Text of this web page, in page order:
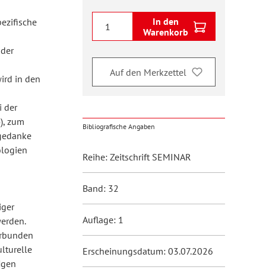
in den
der
zum
In den
Warenkorb
Auf den Merkzettel
Bibliografische Angaben
Reihe: Zeitschrift SEMINAR
Band: 32
Auflage: 1
Erscheinungsdatum: 03.07.2026